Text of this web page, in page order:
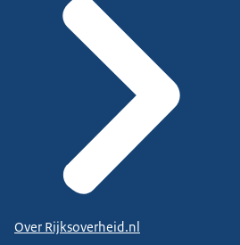
Over Rijksoverheid.nl